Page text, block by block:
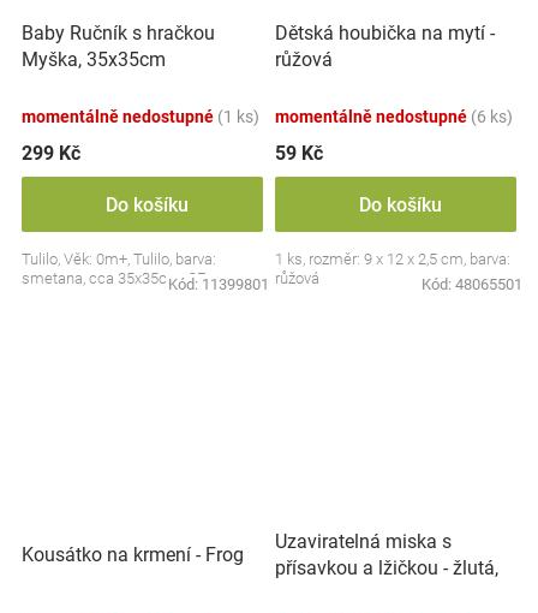
Baby Ručník s hračkou
Myška, 35x35cm
momentálně nedostupné (1 ks)
299 Kč
Do košíku
Tulilo, Věk: 0m+, Tulilo, barva:
smetana, cca 35x35cm, CE
Kód: 11399801
Dětská houbička na mytí -
růžová
momentálně nedostupné (6 ks)
59 Kč
Do košíku
1 ks, rozměr: 9 x 12 x 2,5 cm, barva:
růžová
Kód: 48065501
Kousátko na krmení - Frog
Uzaviratelná miska s
přísavkou a lžičkou - žlutá,